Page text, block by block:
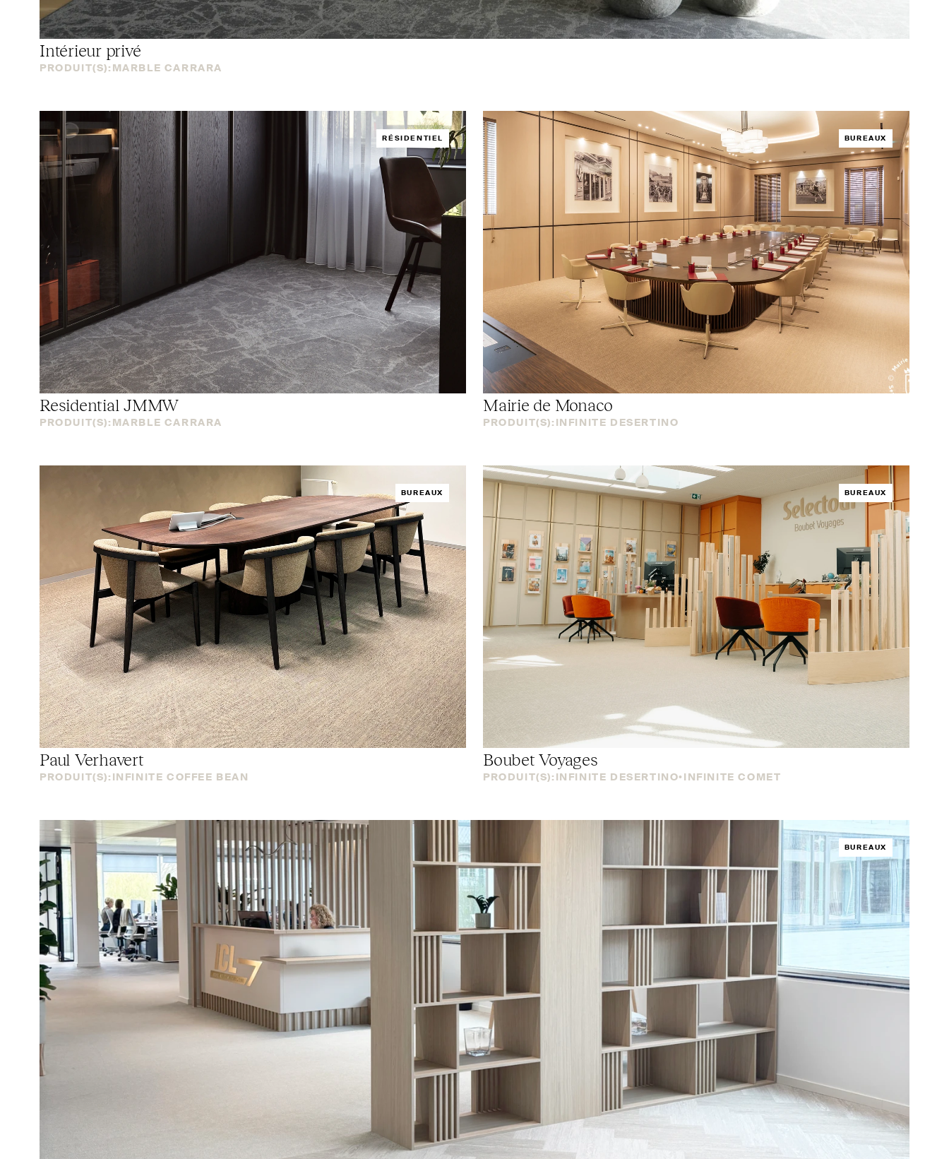
Intérieur privé
PRODUIT(S): MARBLE CARRARA
RÉSIDENTIEL
ResidentialJMMW
PRODUIT(S): MARBLE CARRARA
BUREAUX
Mairie de Monaco
PRODUIT(S): INFINITE DESERTINO
BUREAUX
Paul Verhavert
PRODUIT(S): INFINITE COFFEE BEAN
BUREAUX
Boubet Voyages
PRODUIT(S): INFINITE DESERTINO INFINITE COMET
BUREAUX